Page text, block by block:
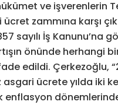
ve işverenlerin
zammına karşı
sayılı İş Kanunu’na
önünde herhangi
edildi. Çerkezoğlu,
asgari ücrete yılda iki
enflasyon